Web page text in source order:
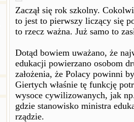
Zaczął się rok szkolny.
to jest to pierwszy liczący się
to rzecz ważna. Już samo to
Dotąd bowiem uważano, że
edukacji powierzano osobom
założenia, że Polacy powinni
Giertych właśnie tę funkcję
wysoce cywilizowanych, jak
gdzie stanowisko ministra
rządzie.